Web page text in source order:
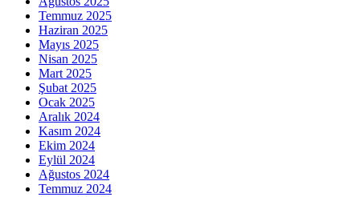
Temmuz 2025
Haziran 2025
Mayıs 2025
Nisan 2025
Mart 2025
Şubat 2025
Ocak 2025
Aralık 2024
Kasım 2024
Ekim 2024
Eylül 2024
Ağustos 2024
Temmuz 2024